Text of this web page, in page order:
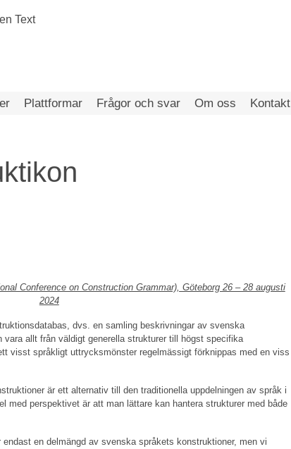
Plattformar Frågor och svar Om oss Kontakt
Conference on Construction Grammar), Göteborg 26 – 28 augusti
2024
dvs. en samling beskrivningar av svenska
allt från väldigt generella strukturer till högst specifika
visst språkligt uttrycksmönster regelmässigt förknippas med en viss
är ett alternativ till den traditionella uppdelningen av språk i
med perspektivet är att man lättare kan hantera strukturer med både
en delmängd av svenska språkets konstruktioner, men vi